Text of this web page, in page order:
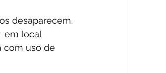
desaparecem.
em local
com uso de